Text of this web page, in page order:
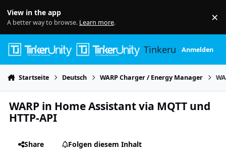
View in the app
A better way to browse. Learn more. ×
TinkerunityAnmelden
Startseite Deutsch WARP Charger / Energy Manager
WARP in Home Assistant via MQTT und
HTTP-API
Share
Folgen diesem Inhalt